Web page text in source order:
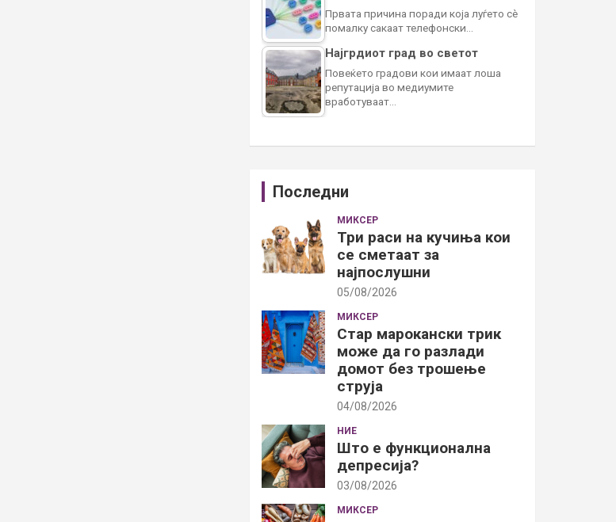
Првата причина поради која луѓето сè
помалку сакаат телефонски…
Најгрдиот град во светот
Повеќето градови кои имаат лоша
репутација во медиумите
вработуваат…
Последни
МИКСЕР
Три раси на кучиња кои
се сметаат за
најпослушни
05/08/2026
МИКСЕР
Стар марокански трик
може да го разлади
домот без трошење
струја
04/08/2026
НИЕ
Што е функционална
депресија?
03/08/2026
МИКСЕР